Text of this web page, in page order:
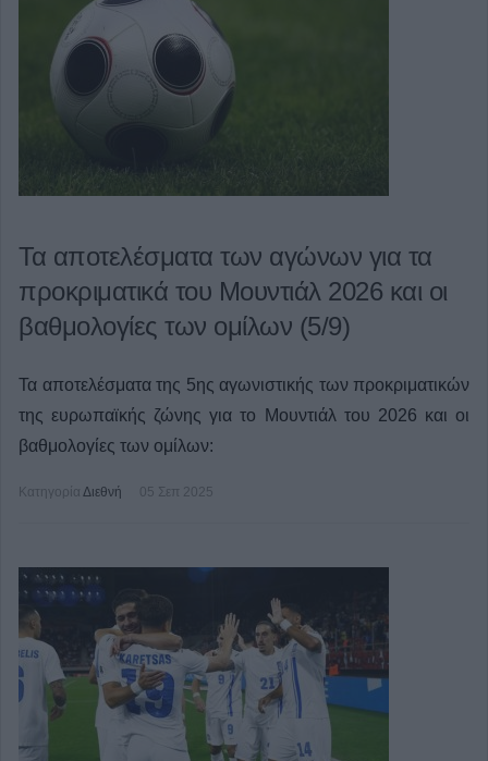
Τα αποτελέσματα των αγώνων για τα
προκριματικά του Μουντιάλ 2026 και οι
βαθμολογίες των ομίλων (5/9)
Τα αποτελέσματα της 5ης αγωνιστικής των προκριματικών
της ευρωπαϊκής ζώνης για το Μουντιάλ του 2026 και οι
βαθμολογίες των ομίλων:
Κατηγορία Διεθνή 05 Σεπ 2025